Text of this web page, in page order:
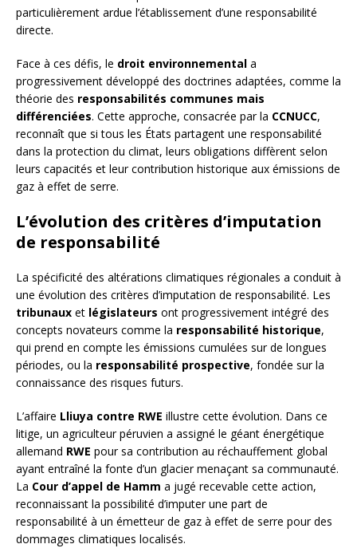
particulièrement ardue l’établissement d’une responsabilité
directe.
Face à ces défis, le droit environnemental a
progressivement développé des doctrines adaptées, comme la
théorie des responsabilités communes mais
différenciées. Cette approche, consacrée par la CCNUCC,
reconnaît que si tous les États partagent une responsabilité
dans la protection du climat, leurs obligations diffèrent selon
leurs capacités et leur contribution historique aux émissions de
gaz à effet de serre.
L’évolution des critères d’imputation
de responsabilité
La spécificité des altérations climatiques régionales a conduit à
une évolution des critères d’imputation de responsabilité. Les
tribunaux et législateurs ont progressivement intégré des
concepts novateurs comme la responsabilité historique,
qui prend en compte les émissions cumulées sur de longues
périodes, ou la responsabilité prospective, fondée sur la
connaissance des risques futurs.
L’affaire Lliuya contre RWE illustre cette évolution. Dans ce
litige, un agriculteur péruvien a assigné le géant énergétique
allemand RWE pour sa contribution au réchauffement global
ayant entraîné la fonte d’un glacier menaçant sa communauté.
La Cour d’appel de Hamm a jugé recevable cette action,
reconnaissant la possibilité d’imputer une part de
responsabilité à un émetteur de gaz à effet de serre pour des
dommages climatiques localisés.